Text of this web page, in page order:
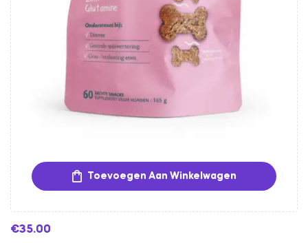
Toevoegen Aan Winkelwagen
€35.00